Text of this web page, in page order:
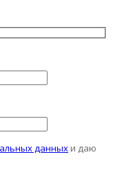
данных и даю